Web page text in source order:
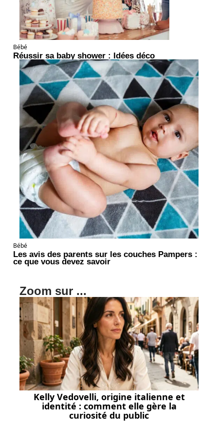
Bébé
Réussir sa baby shower : Idées déco
Bébé
Les avis des parents sur les couches Pampers :
ce que vous devez savoir
Zoom sur ...
Kelly Vedovelli, origine italienne et
identité : comment elle gère la
curiosité du public